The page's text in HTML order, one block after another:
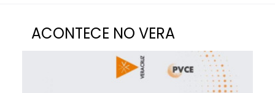
ACONTECE NO VERA